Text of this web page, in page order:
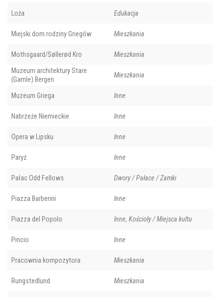
Loża Edukacja
Miejski dom rodziny Griegów Mieszkania
Mothsgaard/Søllerød Kro Mieszkania
Muzeum architektury Stare
(Gamle) Bergen
Mieszkania
Muzeum Griega Inne
Nabrzeże Niemieckie Inne
Opera w Lipsku Inne
Paryż Inne
Pałac Odd Fellows Dwory / Pałace / Zamki
Piazza Barberini Inne
Piazza del Popolo Inne, Kościoły / Miejsca kultu
Pincio Inne
Pracownia kompozytora Mieszkania
Rungstedlund Mieszkania